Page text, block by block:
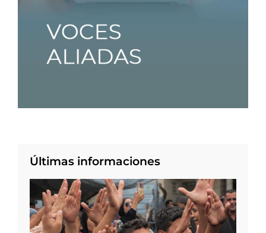
Últimas informaciones